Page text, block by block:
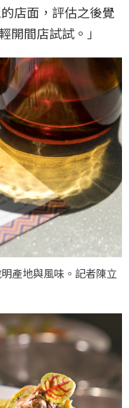
店面，評估之後覺
開間店試試。」
產地與風味。記者陳立